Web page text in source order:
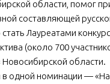
музыкальная школа»
городской историко-
и отдыха им. И.В. Коротеева
библиотечная
области, помог
составляющей
Лауреатами
(около 700
области.
в одной номинации —